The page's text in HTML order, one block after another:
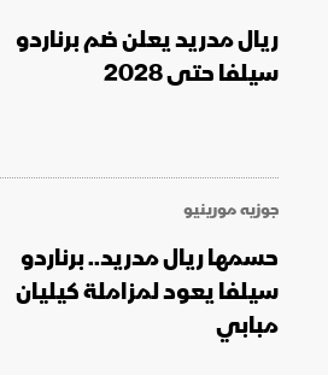
ريال مدريد يعلن ضم برناردو
سيلفا حتى 2028
جوزيه مورينيو
حسمها ريال مدريد.. برناردو
سيلفا يعود لمزاملة كيليان
مبابي